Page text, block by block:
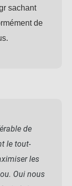
sachant
de
de
le tout-
les
Oui nous